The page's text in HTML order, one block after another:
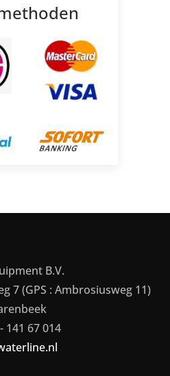
B.V.
7 (GPS : Ambrosiusweg 11)
141 67 014